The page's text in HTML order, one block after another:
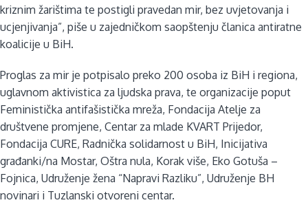
kriznim žarištima te postigli pravedan mir, bez uvjetovanja i
ucjenjivanja”, piše u zajedničkom saopštenju članica antiratne
koalicije u BiH.
Proglas za mir je potpisalo preko 200 osoba iz BiH i regiona,
uglavnom aktivistica za ljudska prava, te organizacije poput
Feministička antifašistička mreža, Fondacija Atelje za
društvene promjene, Centar za mlade KVART Prijedor,
Fondacija CURE, Radnička solidarnost u BiH, Inicijativa
građanki/na Mostar, Oštra nula, Korak više, Eko Gotuša –
Fojnica, Udruženje žena “Napravi Razliku”, Udruženje BH
novinari i Tuzlanski otvoreni centar.